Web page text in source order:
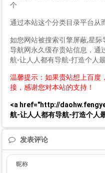
个
通过本站这个分类目录平台从
如您网站被搜索引擎屏蔽,星
导航网永久缓存贵站信息，通
航-让人人都有导航-打造个人
温馨提示：如果贵站想上百度
接，感谢您对本站的支持！
<a href="http://
航-让人人都有导航-打造个人
发表评论
昵称